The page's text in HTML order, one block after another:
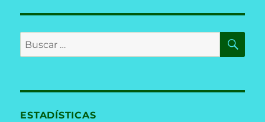
Buscar
por:
ESTADÍSTICAS